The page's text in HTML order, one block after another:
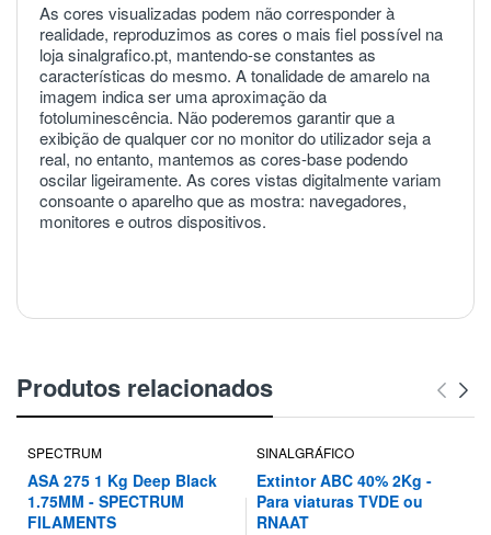
As cores visualizadas podem não corresponder à
realidade, reproduzimos as cores o mais fiel possível na
loja sinalgrafico.pt, mantendo-se constantes as
características do mesmo. A tonalidade de amarelo na
imagem indica ser uma aproximação da
fotoluminescência. Não poderemos garantir que a
exibição de qualquer cor no monitor do utilizador seja a
real, no entanto, mantemos as cores-base podendo
oscilar ligeiramente. As cores vistas digitalmente variam
consoante o aparelho que as mostra: navegadores,
monitores e outros dispositivos.
Produtos relacionados
SPECTRUM
ASA 275 1 Kg Deep Black
1.75MM - SPECTRUM
FILAMENTS
SINALGRÁFICO
Extintor ABC 40% 2Kg -
Para viaturas TVDE ou
RNAAT